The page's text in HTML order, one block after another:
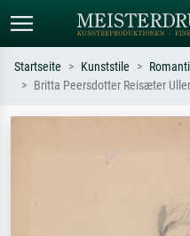
Sternennacht, Impressionismus, Welle
Startseite Kunststile
Britta Peersdotter Reisæter